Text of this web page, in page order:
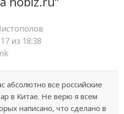
из 18:38
абсолютно все российские
в Китае. Не верю я всем
написано, что сделано в